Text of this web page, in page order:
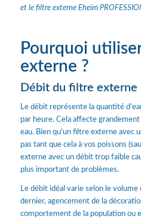
et le filtre externe Eheim
Pourquoi
externe ?
Débit du filtre externe
Le débit représente la quantité
par heure. Cela affecte
eau. Bien qu’un filtre externe avec
pas tant que cela à vos poissons
externe avec un débit trop faible
plus important de problèmes.
Le débit idéal varie selon le volume
dernier, agencement de la
comportement de la population ou